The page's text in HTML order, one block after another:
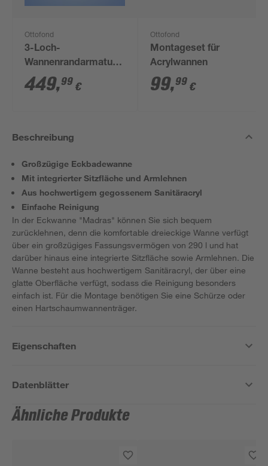
Ottofond
3-Loch-
Wannenrandarmatur
'S3000', chrom
449,99 €
Ottofond
Montageset für
Acrylwannen
99,99 €
Beschreibung
Großzügige Eckbadewanne
Mit integrierter Sitzfläche und Armlehnen
Aus hochwertigem gegossenem Sanitäracryl
Einfache Reinigung
In der Eckwanne "Madras" können Sie sich bequem
zurücklehnen, denn die komfortable dreieckige Wanne verfügt
über ein großzügiges Fassungsvermögen von 290 l und hat
darüber hinaus eine integrierte Sitzfläche sowie Armlehnen. Die
Wanne besteht aus hochwertigem Sanitäracryl, der über eine
glatte Oberfläche verfügt, sodass die Reinigung besonders
einfach ist. Für die Montage benötigen Sie eine Schürze oder
einen Hartschaumwannenträger.
Eigenschaften
Datenblätter
Ähnliche Produkte